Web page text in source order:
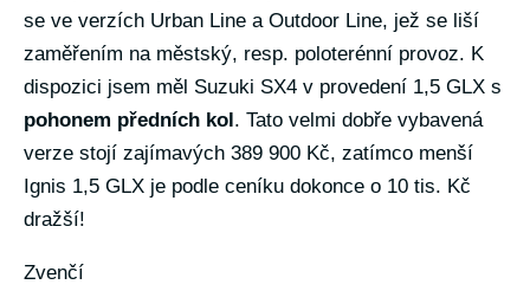
se ve verzích Urban Line a Outdoor Line, jež se liší
zaměřením na městský, resp. poloterénní provoz. K
dispozici jsem měl Suzuki SX4 v provedení 1,5 GLX s
pohonem předních kol. Tato velmi dobře vybavená
verze stojí zajímavých 389 900 Kč, zatímco menší
Ignis 1,5 GLX je podle ceníku dokonce o 10 tis. Kč
dražší!
Zvenčí